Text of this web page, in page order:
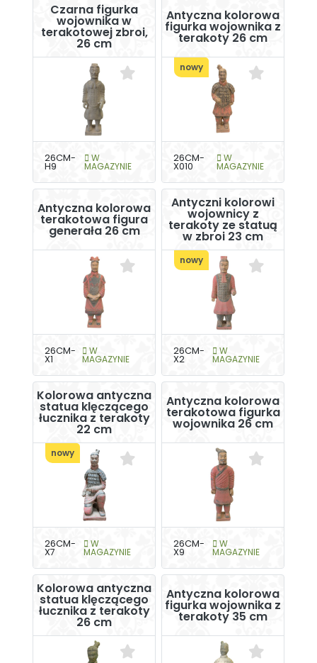
Czarna figurka
wojownika w
terakotowej zbroi,
26 cm
26CM-
H9
W
MAGAZYNIE
Antyczna kolorowa
figurka wojownika z
terakoty 26 cm
nowy
26CM-
X010
W
MAGAZYNIE
Antyczna kolorowa
terakotowa figura
generała 26 cm
26CM-
X1
W
MAGAZYNIE
Antyczni kolorowi
wojownicy z
terakoty ze statuą
w zbroi 23 cm
nowy
26CM-
X2
W
MAGAZYNIE
Kolorowa antyczna
statua klęczącego
łucznika z terakoty
22 cm
nowy
26CM-
X7
W
MAGAZYNIE
Antyczna kolorowa
terakotowa figurka
wojownika 26 cm
26CM-
X9
W
MAGAZYNIE
Kolorowa antyczna
statua klęczącego
łucznika z terakoty
26 cm
Antyczna kolorowa
figurka wojownika z
terakoty 35 cm